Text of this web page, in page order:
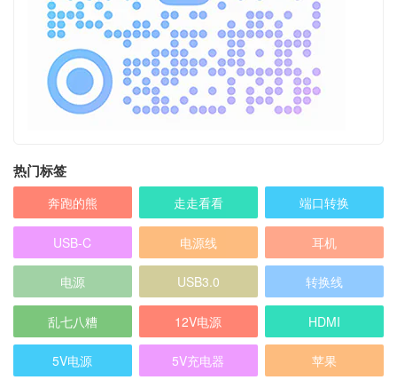
热门标签
奔跑的熊 走走看看 端口转换
USB-C 电源线 耳机
电源 USB3.0 转换线
乱七八糟 12V电源 HDMI
5V电源 5V充电器 苹果